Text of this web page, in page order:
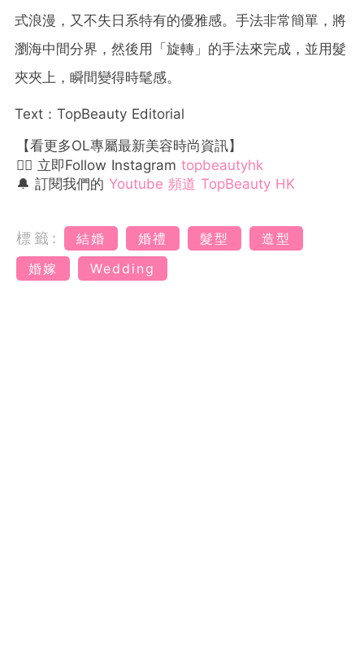
式浪漫，又不失日系特有的優雅感。手法非常簡單，將
瀏海中間分界，然後用「旋轉」的手法來完成，並用髮
夾夾上，瞬間變得時髦感。
Text：TopBeauty Editorial
【看更多OL專屬最新美容時尚資訊】
👉🏻 立即Follow Instagram topbeautyhk
🔔 訂閱我們的 Youtube 頻道 TopBeauty HK
標籤: 結婚 婚禮 髮型
造型
婚嫁
Wedding